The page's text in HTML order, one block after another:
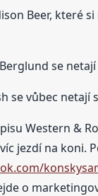
Beer, které
se
se vůbec
Western &
jezdí na koni.
o